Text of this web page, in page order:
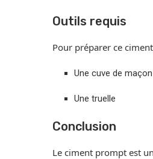
Outils requis
Pour préparer ce
Une cuve de
Une truelle
Conclusion
Le ciment prompt est